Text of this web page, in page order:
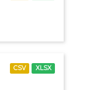
CSV XLSX